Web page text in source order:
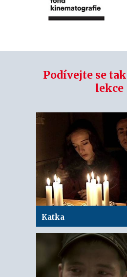
Podívejte se
lekce
Katka